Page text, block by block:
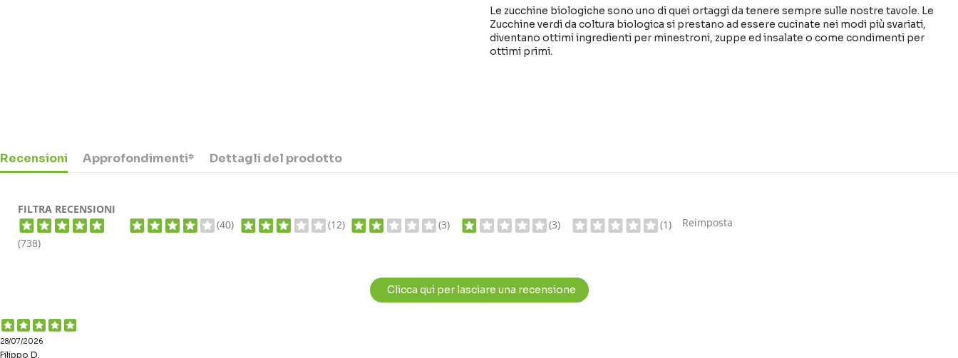
Le zucchine biologiche sono uno di quei ortaggi da tenere sempre sulle nostre tavole. Le
Zucchine verdi da coltura biologica si prestano ad essere cucinate nei modi più svariati,
diventano ottimi ingredienti per minestroni, zuppe ed insalate o come condimenti per
ottimi primi.
Recensioni Approfondimenti* Dettagli del prodotto
FILTRA RECENSIONI
(738)
(40) (12) (3) (3) (1) Reimposta
Clicca qui per lasciare una recensione
28/07/2026
Filippo D.